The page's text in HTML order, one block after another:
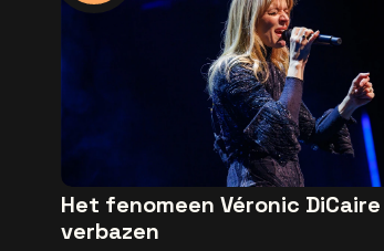
Het fenomeen Véronic
verbazen